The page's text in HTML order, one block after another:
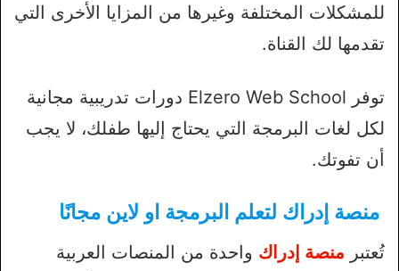
للمشكلات المختلفة وغيرها من المزايا الأخرى التي
تقدمها لك القناة.
توفر Elzero Web School دورات تدريبية مجانية
لكل لغات البرمجة التي يحتاج إليها طفلك، لا يجب
أن تفوتك.
منصة إدراك لتعلم البرمجة او لاين مجانًا
تُعتبر منصة إدراك واحدة من المنصات العربية